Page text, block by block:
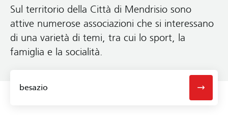
Sul territorio della Città di Mendrisio sono
attive numerose associazioni che si interessano
di una varietà di temi, tra cui lo sport, la
famiglia e la socialità.